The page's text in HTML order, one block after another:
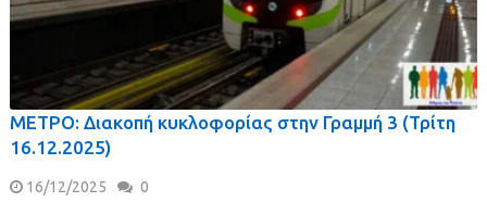
ΜΕΤΡΟ: Διακοπή κυκλοφορίας στην Γραμμή 3 (Τρίτη
16.12.2025)
16/12/2025 0